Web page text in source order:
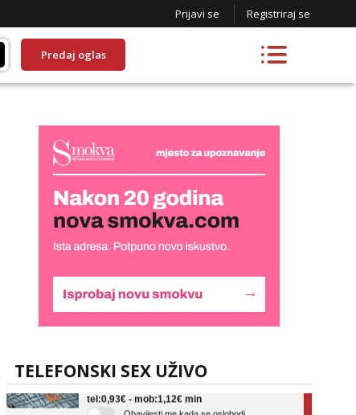
Prijavi se Registriraj se
Predaj oglas
TELEFONSKI SEX UŽIVO
Tel:064/677-677- Kod: #136
Obavijesti me kada se oslobodi